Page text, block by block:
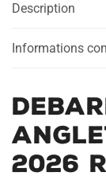
Rouge
Description
Informations
2026